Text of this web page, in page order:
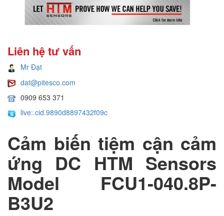
Liên hệ tư vấn
Mr Đạt
dat@pitesco.com
0909 653 371
live:.cid.9890d8897432f09c
Cảm biến tiệm cận cảm
ứng DC HTM Sensors
Model FCU1-040.8P-
B3U2